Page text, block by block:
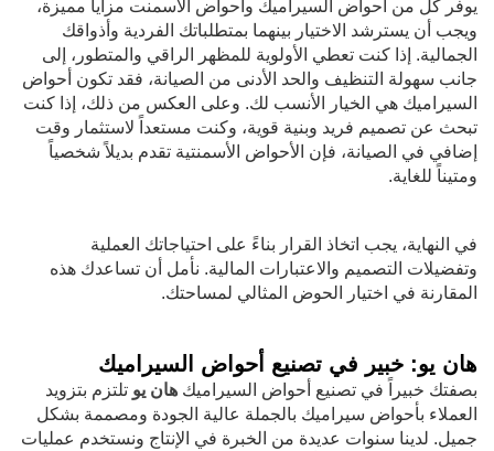
يوفر كل من أحواض السيراميك وأحواض الأسمنت مزايا مميزة،
ويجب أن يسترشد الاختيار بينهما بمتطلباتك الفردية وأذواقك
الجمالية. إذا كنت تعطي الأولوية للمظهر الراقي والمتطور، إلى
جانب سهولة التنظيف والحد الأدنى من الصيانة، فقد تكون أحواض
السيراميك هي الخيار الأنسب لك. وعلى العكس من ذلك، إذا كنت
تبحث عن تصميم فريد وبنية قوية، وكنت مستعداً لاستثمار وقت
إضافي في الصيانة، فإن الأحواض الأسمنتية تقدم بديلاً شخصياً
ومتيناً للغاية.
في النهاية، يجب اتخاذ القرار بناءً على احتياجاتك العملية
وتفضيلات التصميم والاعتبارات المالية. نأمل أن تساعدك هذه
المقارنة في اختيار الحوض المثالي لمساحتك.
هان يو: خبير في تصنيع أحواض السيراميك
بصفتك خبيراً في تصنيع أحواض السيراميك هان يو تلتزم بتزويد
العملاء بأحواض سيراميك بالجملة عالية الجودة ومصممة بشكل
جميل. لدينا سنوات عديدة من الخبرة في الإنتاج ونستخدم عمليات